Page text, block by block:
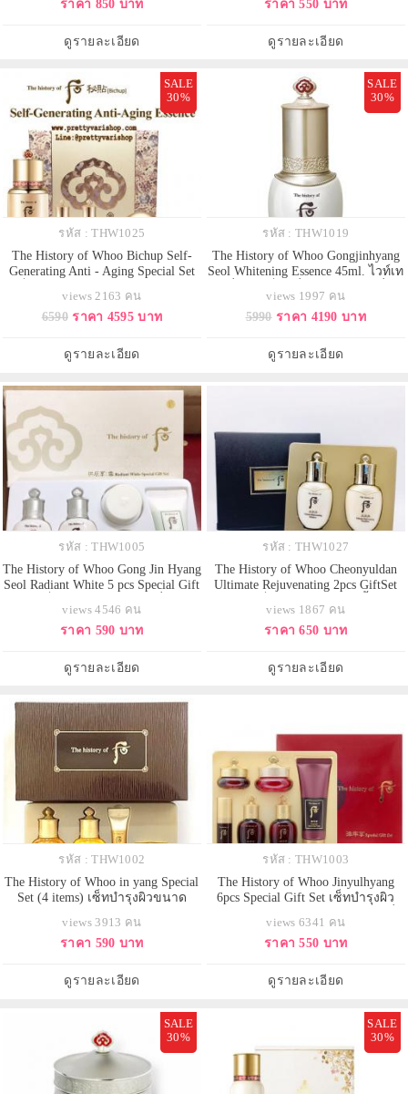
ซึ่งจะทำให้ผิวของเรากลับมาดูอ่อน
สภาพผิว ให้กลับมาดีขึ้น ชุดลดเลือน
ราคา 850 บาท
ดูรายละเอียด
ฟื้นฟู และบำรุงผิว พร้อมลดเลือนริ้ว
สุขภาพดี
ราคา 550 บาท
ดูรายละเอียด
SALE
30%
รหัส : THW1025
The History of Whoo Bichup Self-
Generating Anti - Aging Special Set
แป้งไฮไลท์เม็ด กับลิปสิกสีสวย สุด
ยอดเอเนอจี้เซรั่มอันเลอค่าสูงสุดจาก
ร่วงโรย ให้แลดูอ่อนเยาว์ แน่นตึง
กระชับ พร้อมเ
views 2163 คน
6590 ราคา 4595 บาท
ดูรายละเอียด
SALE
30%
รหัส : THW1019
The History of Whoo Gongjinhyang
Seol Whitening Essence 45ml. ไวท์เท
ความกระจ่างใส และผิวที่เรียบเนียบ
เนียนสม่ำเสมออย่างพร้อมกัน มอบ
กระจ่างใสอย่างรู้สึกได้ทันทีที่ใช้ ผิวก
views 1997 คน
5990 ราคา 4190 บาท
ดูรายละเอียด
รหัส : THW1005
The History of Whoo Gong Jin Hyang
Seol Radiant White 5 pcs Special Gift
กระจ่างใส ตำรับชาววังของเกาหลี
เปลี่ยนผิวหมองคล้ำให้เจิดจรัส
"หยางกุ้ยเฟย" ที่สามารถคงผิวสวย
ดังกระเบื้อง
views 4546 คน
ราคา 590 บาท
ดูรายละเอียด
รหัส : THW1027
The History of Whoo Cheonyuldan
Ultimate Rejuvenating 2pcs GiftSet
แห่งวัย cheonyul เพิ่มความชุ่มชื่น
และความเปล่งปลั่งมากขึ้น ซึ่งจะ
เข้าถึงสภาวะการฟื้นฟูที่ดีที่สุด และ
เป็น Luxury Reg
views 1867 คน
ราคา 650 บาท
ดูรายละเอียด
รหัส : THW1002
The History of Whoo in yang Special
Set (4 items) เซ็ทบำรุงผิวขนาด
โบราณ เน้นเรื่องช่วยให้ผิวกักเก็บน้ำ
ช่วยปรับสมดุลของผู้มีปัญหาเรื่องผิว
แห้งกร้าน และให้ผิวกระจ่างใสขึ้น ยื
views 3913 คน
ราคา 590 บาท
ดูรายละเอียด
รหัส : THW1003
The History of Whoo Jinyulhyang
6pcs Special Gift Set เซ็ทบำรุงผิว
ส่วนผสมหลักคือโสมแดง และทับทิม
ช่วยกักเก็บน้ำหล่อเลี้ยงไว้ใต้ผิว ช่วย
ไบร์ทๆ สว่างกระจ่างใส ชะลอริ้ว
รอย เหมาะสำหรับวัย 40+
views 6341 คน
ราคา 550 บาท
ดูรายละเอียด
SALE
30%
SALE
30%